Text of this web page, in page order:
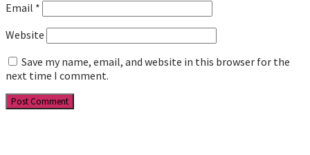
Email *
Website
Save my name, email, and website in this browser for the
next time I comment.